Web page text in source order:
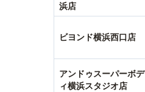
浜店
ビヨンド横浜西口店
アンドゥスーパーボデ
ィ横浜スタジオ店